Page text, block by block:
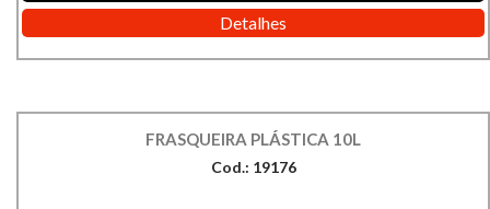
Detalhes
FRASQUEIRA PLÁSTICA 10L
Cod.: 19176